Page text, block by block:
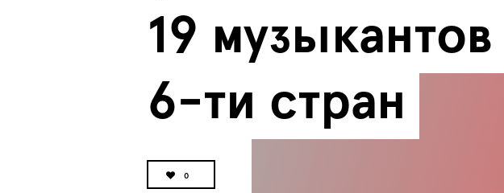
19 музыкантов
6-ти стран
0